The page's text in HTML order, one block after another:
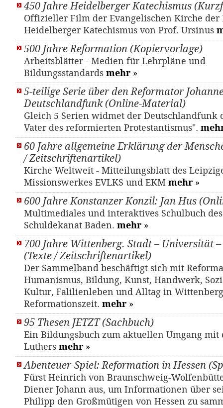
450 Jahre Heidelberger Katechismus
Offizieller Film der Evangelischen Kirche der
Heidelberger Katechismus von Prof. Ursinus
500 Jahre Reformation (Kopiervorlage)
Arbeitsblätter - Medien für Lehrpläne und
Bildungsstandards mehr »
5-teilige Serie über den Reformator
Deutschlandfunk (Online-Material)
Gleich 5 Serien widmet der Deutschlandfunk
Vater des reformierten Protestantismus".
60 Jahre allgemeine Erklärung der
/ Zeitschriftenartikel)
Kirche Weltweit - Mitteilungsblatt des
Missionswerkes EVLKS und EKM mehr »
600 Jahre Konstanzer Konzil: Jan Hus
Multimediales und interaktives Schulbuch
Schuldekanat Baden. mehr »
700 Jahre Wittenberg. Stadt – Universität
(Texte / Zeitschriftenartikel)
Der Sammelband beschäftigt sich mit
Humanismus, Bildung, Kunst, Handwerk,
Kultur, Falilienleben und Alltag in
Reformationszeit. mehr »
95 Thesen JETZT (Sachbuch)
Ein Bildungsbuch zum aktuellen Umgang mit
Luthers mehr »
Abenteuer-Spiel: Reformation in Hessen
Fürst Heinrich von Braunschweig-
Diener Johann aus, um Informationen über
Philipp den Großmütigen von Hessen zu